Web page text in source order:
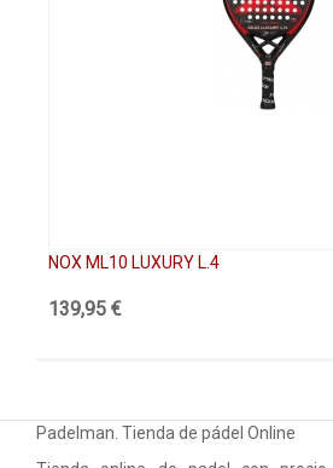
NOX ML10 LUXURY L.4
139,95 €
Padelman. Tienda de pádel Online